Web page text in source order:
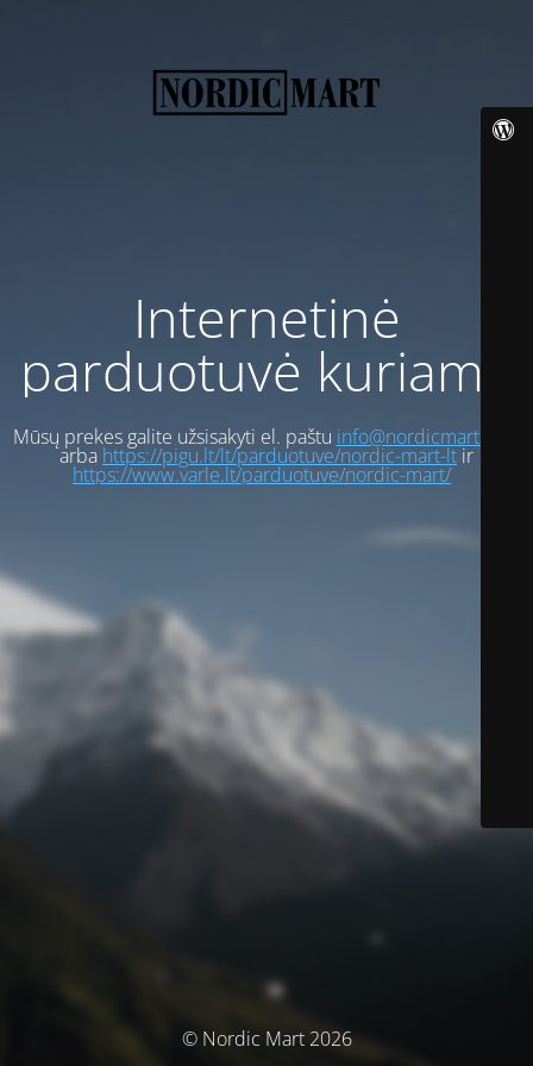
Internetinė
parduotuvė kuriama
Mūsų prekes galite užsisakyti el. paštu info@nordicmart.com
arba https://pigu.lt/lt/parduotuve/nordic-mart-ltir
https://www.varle.lt/parduotuve/nordic-mart/
© Nordic Mart 2026